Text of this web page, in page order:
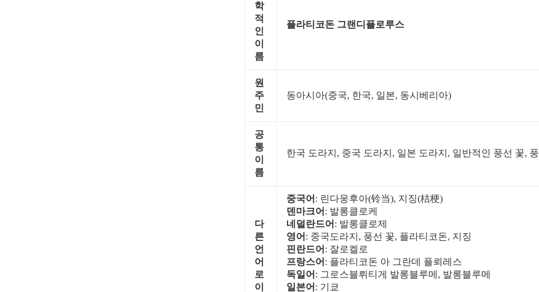
학
적
인
이
름
플라티코돈 그랜디플로루스
원
주
민
동아시아(중국, 한국, 일본, 동시베리아)
공
통
이
름
한국 도라지, 중국 도라지, 일본 도라지, 일반적인 풍선 꽃,
다
른
언
어
로
이
중국어 : 린다웅후아(铃当), 지징(桔梗)
덴마크어 : 발롱클로케
네덜란드어 : 발롱클로제
영어 : 중국도라지, 풍선 꽃, 플라티코돈, 지징
핀란드어 : 잘로켈로
프랑스어 : 플라티코돈 아 그란데 플뢰레스
독일어 : 그로스블뤼티게 발롱블루메, 발롱블루메
일본어 : 기쿄